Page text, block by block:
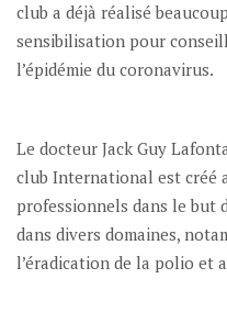
club a déjà réalisé
sensibilisation pour
l’épidémie du coronavirus.
Le docteur Jack Guy
club International est créé
professionnels dans le but
dans divers domaines,
l’éradication de la polio et